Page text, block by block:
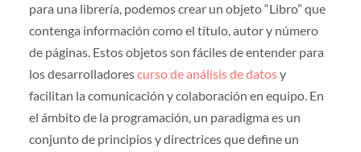
para una librería, podemos crear un objeto “Libro” que
contenga información como el título, autor y número
de páginas. Estos objetos son fáciles de entender para
los desarrolladorescurso de análisis de datosy
facilitan la comunicación y colaboración en equipo. En
el ámbito de la programación, un paradigma es un
conjunto de principios y directrices que define un